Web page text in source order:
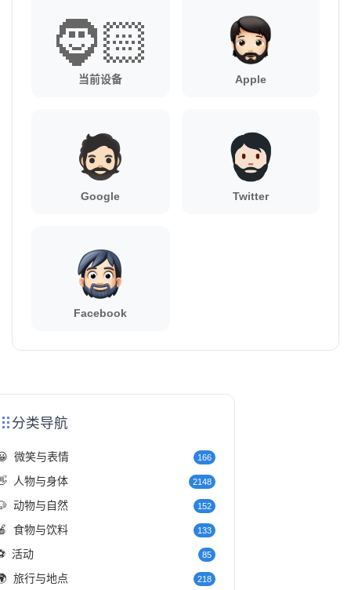
🧔🏻
当前设备 Apple
Google Twitter
Facebook
分类导航
微笑与表情 166
人物与身体 2148
动物与自然 152
食物与饮料 133
活动 85
旅行与地点 218